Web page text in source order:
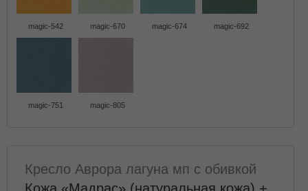
magic-542 magic-670 magic-674 magic-692
magic-751 magic-805
Кресло Аврора лагуна мп с обивкой